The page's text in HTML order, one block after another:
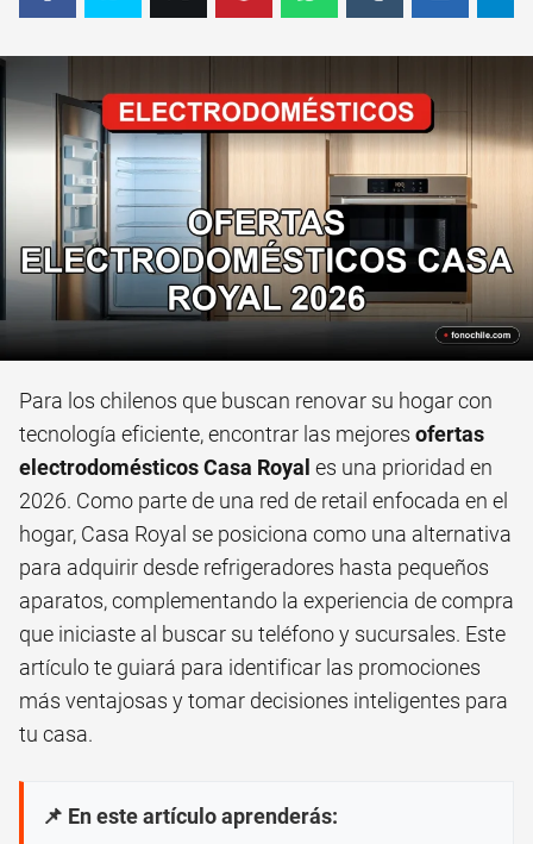
Para los chilenos que buscan renovar su hogar con
tecnología eficiente, encontrar las mejores ofertas
electrodomésticos Casa Royal es una prioridad en
2026. Como parte de una red de retail enfocada en el
hogar, Casa Royal se posiciona como una alternativa
para adquirir desde refrigeradores hasta pequeños
aparatos, complementando la experiencia de compra
que iniciaste al buscar su teléfono y sucursales. Este
artículo te guiará para identificar las promociones
más ventajosas y tomar decisiones inteligentes para
tu casa.
📌 En este artículo aprenderás: